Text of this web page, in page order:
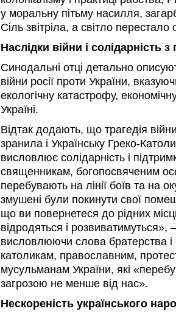
у моральну пітьму насилля,
Сіль звітріла, а світло перестало
Наслідки війни і солідарність
Синодальні отці детально
війни росії проти України,
екологічну катастрофу,
Україні.
Відтак додають, що трагедія
зранила і Українську Греко-
висловлює солідарність і
священникам, богопосвяченим
перебувають на лінії боїв та на
змушені були покинути свої
що ви повернетеся до рідних
відродяться і
висловлюючи слова братерства і
католикам, православним,
мусульманам України, які
загрозою не менше від нас».
Нескореність українського